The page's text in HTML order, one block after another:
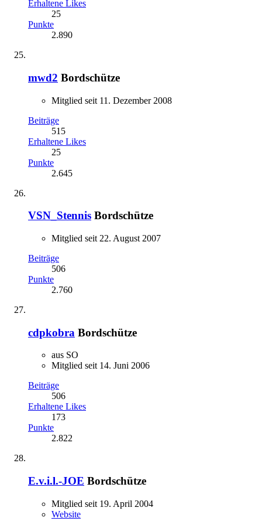
Erhaltene Likes
25
Punkte
2.890
mwd2 Bordschütze
Mitglied seit 11. Dezember 2008
Beiträge
515
Erhaltene Likes
25
Punkte
2.645
VSN_Stennis Bordschütze
Mitglied seit 22. August 2007
Beiträge
506
Punkte
2.760
cdpkobra Bordschütze
aus SO
Mitglied seit 14. Juni 2006
Beiträge
506
Erhaltene Likes
173
Punkte
2.822
E.v.i.l.-JOE Bordschütze
Mitglied seit 19. April 2004
Website